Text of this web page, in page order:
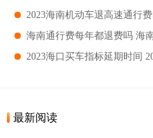
最新阅读